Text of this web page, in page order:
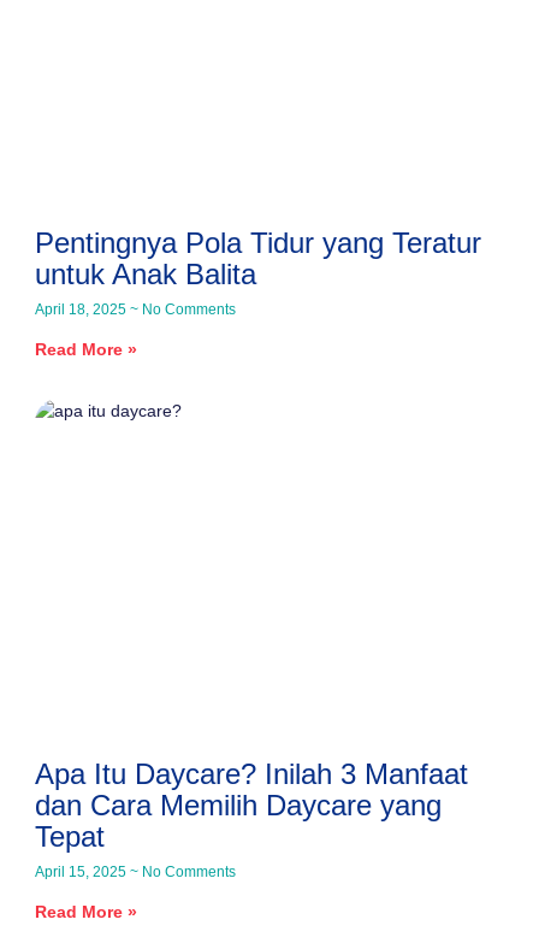
Pentingnya Pola Tidur yang Teratur
untuk Anak Balita
April 18, 2025 No Comments
Read More »
Apa Itu Daycare? Inilah 3 Manfaat
dan Cara Memilih Daycare yang
Tepat
April 15, 2025 No Comments
Read More »